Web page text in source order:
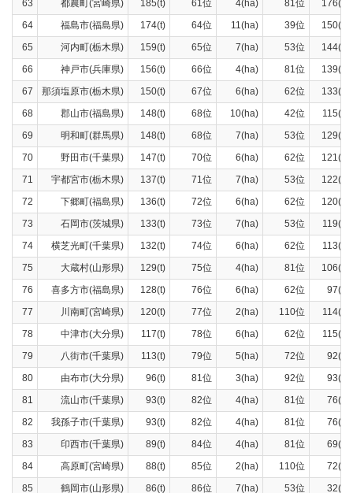
63
都農町(宮崎県) 185(t) 61位 4(ha) 81位
176(t)
64
福島市(福島県) 174(t) 64位 11(ha) 39位
150(t)
65
河内町(栃木県) 159(t) 65位 7(ha) 53位
144(t)
66
神戸市(兵庫県) 156(t) 66位 4(ha) 81位
139(t)
67
那須塩原市(栃木県) 150(t) 67位 6(ha) 62位
133(t)
68
郡山市(福島県) 148(t) 68位 10(ha) 42位
115(t)
69
明和町(群馬県) 148(t) 68位 7(ha) 53位
129(t)
70
野田市(千葉県) 147(t) 70位 6(ha) 62位
121(t)
71
宇都宮市(栃木県) 137(t) 71位 7(ha) 53位
122(t)
72
下郷町(福島県) 136(t) 72位 6(ha) 62位
120(t)
73
石岡市(茨城県) 133(t) 73位 7(ha) 53位
119(t)
74
横芝光町(千葉県) 132(t) 74位 6(ha) 62位
113(t)
75
大蔵村(山形県) 129(t) 75位 4(ha) 81位
106(t)
76
喜多方市(福島県) 128(t) 76位 6(ha) 62位
97(t)
77
川南町(宮崎県) 120(t) 77位 2(ha) 110位
114(t)
78
中津市(大分県) 117(t) 78位 6(ha) 62位
115(t)
79
八街市(千葉県) 113(t) 79位 5(ha) 72位
92(t)
80
由布市(大分県) 96(t) 81位 3(ha) 92位
93(t)
81
流山市(千葉県) 93(t) 82位 4(ha) 81位
76(t)
82
我孫子市(千葉県) 93(t) 82位 4(ha) 81位
76(t)
83
印西市(千葉県) 89(t) 84位 4(ha) 81位
69(t)
84
高原町(宮崎県) 88(t) 85位 2(ha) 110位
72(t)
85
鶴岡市(山形県) 86(t) 86位 7(ha) 53位 32(t)